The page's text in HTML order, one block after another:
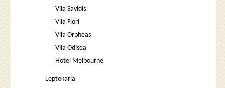
Vila Savidis
Vila Fiori
Vila Orpheas
Vila Odisea
Hotel Melbourne
Leptokaria